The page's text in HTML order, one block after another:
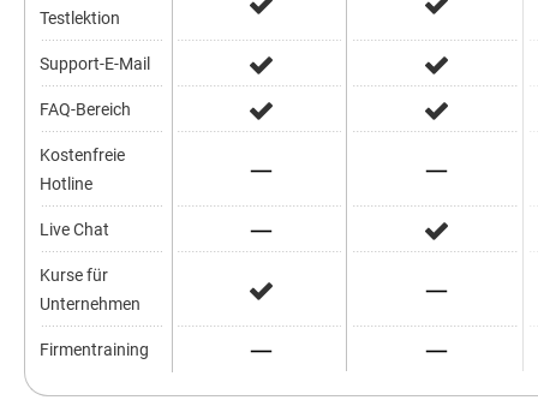
Testlektion
Support-E-Mail
FAQ-Bereich
Kostenfreie
Hotline
Live Chat
Kurse für
Unternehmen
Firmentraining